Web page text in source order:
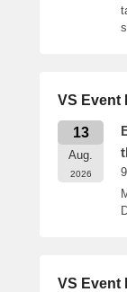
VS Event
13
Aug.
2026
VS Event